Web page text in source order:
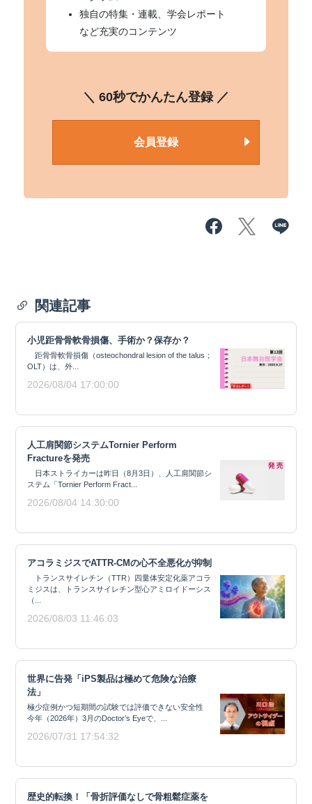
独自の特集・連載、学会レポート
など充実のコンテンツ
＼ 60秒でかんたん登録 ／
会員登録
関連記事
小児距骨骨軟骨損傷、手術か？保存か？
距骨骨軟骨損傷（osteochondral lesion of the talus；
OLT）は、外...
2026/08/04 17:00:00
人工肩関節システムTornier Perform
Fractureを発売
日本ストライカーは昨日（8月3日）、人工肩関節シ
ステム「Tornier Perform Fract...
2026/08/04 14:30:00
アコラミジスでATTR-CMの心不全悪化が抑制
トランスサイレチン（TTR）四量体安定化薬アコラ
ミジスは、トランスサイレチン型心アミロイドーシス
（...
2026/08/03 11:46:03
世界に告発「iPS製品は極めて危険な治療
法」
極少症例かつ短期間の試験では評価できない安全性
今年（2026年）3月のDoctor’s Eyeで、...
2026/07/31 17:54:32
歴史的転換！「骨折評価なしで骨粗鬆症薬を